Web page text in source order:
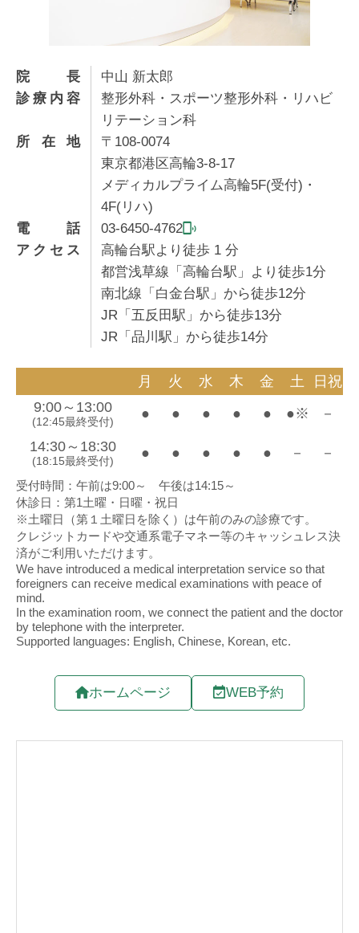
院長
中山 新太郎
診療内容
整形外科・スポーツ整形外科・リハビ
リテーション科
所在地
〒108-0074
東京都港区高輪3-8-17
メディカルプライム高輪5F(受付)・
4F(リハ)
電話
03-6450-4762
アクセス
高輪台駅より徒歩 1 分
都営浅草線「高輪台駅」より徒歩1分
南北線「白金台駅」から徒歩12分
JR「五反田駅」から徒歩13分
JR「品川駅」から徒歩14分
ホームページ WEB予約